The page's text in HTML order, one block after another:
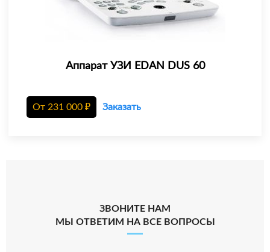
Аппарат УЗИ EDAN DUS 60
От 231 000 ₽ Заказать
ЗВОНИТЕ НАМ
МЫ ОТВЕТИМ НА ВСЕ ВОПРОСЫ